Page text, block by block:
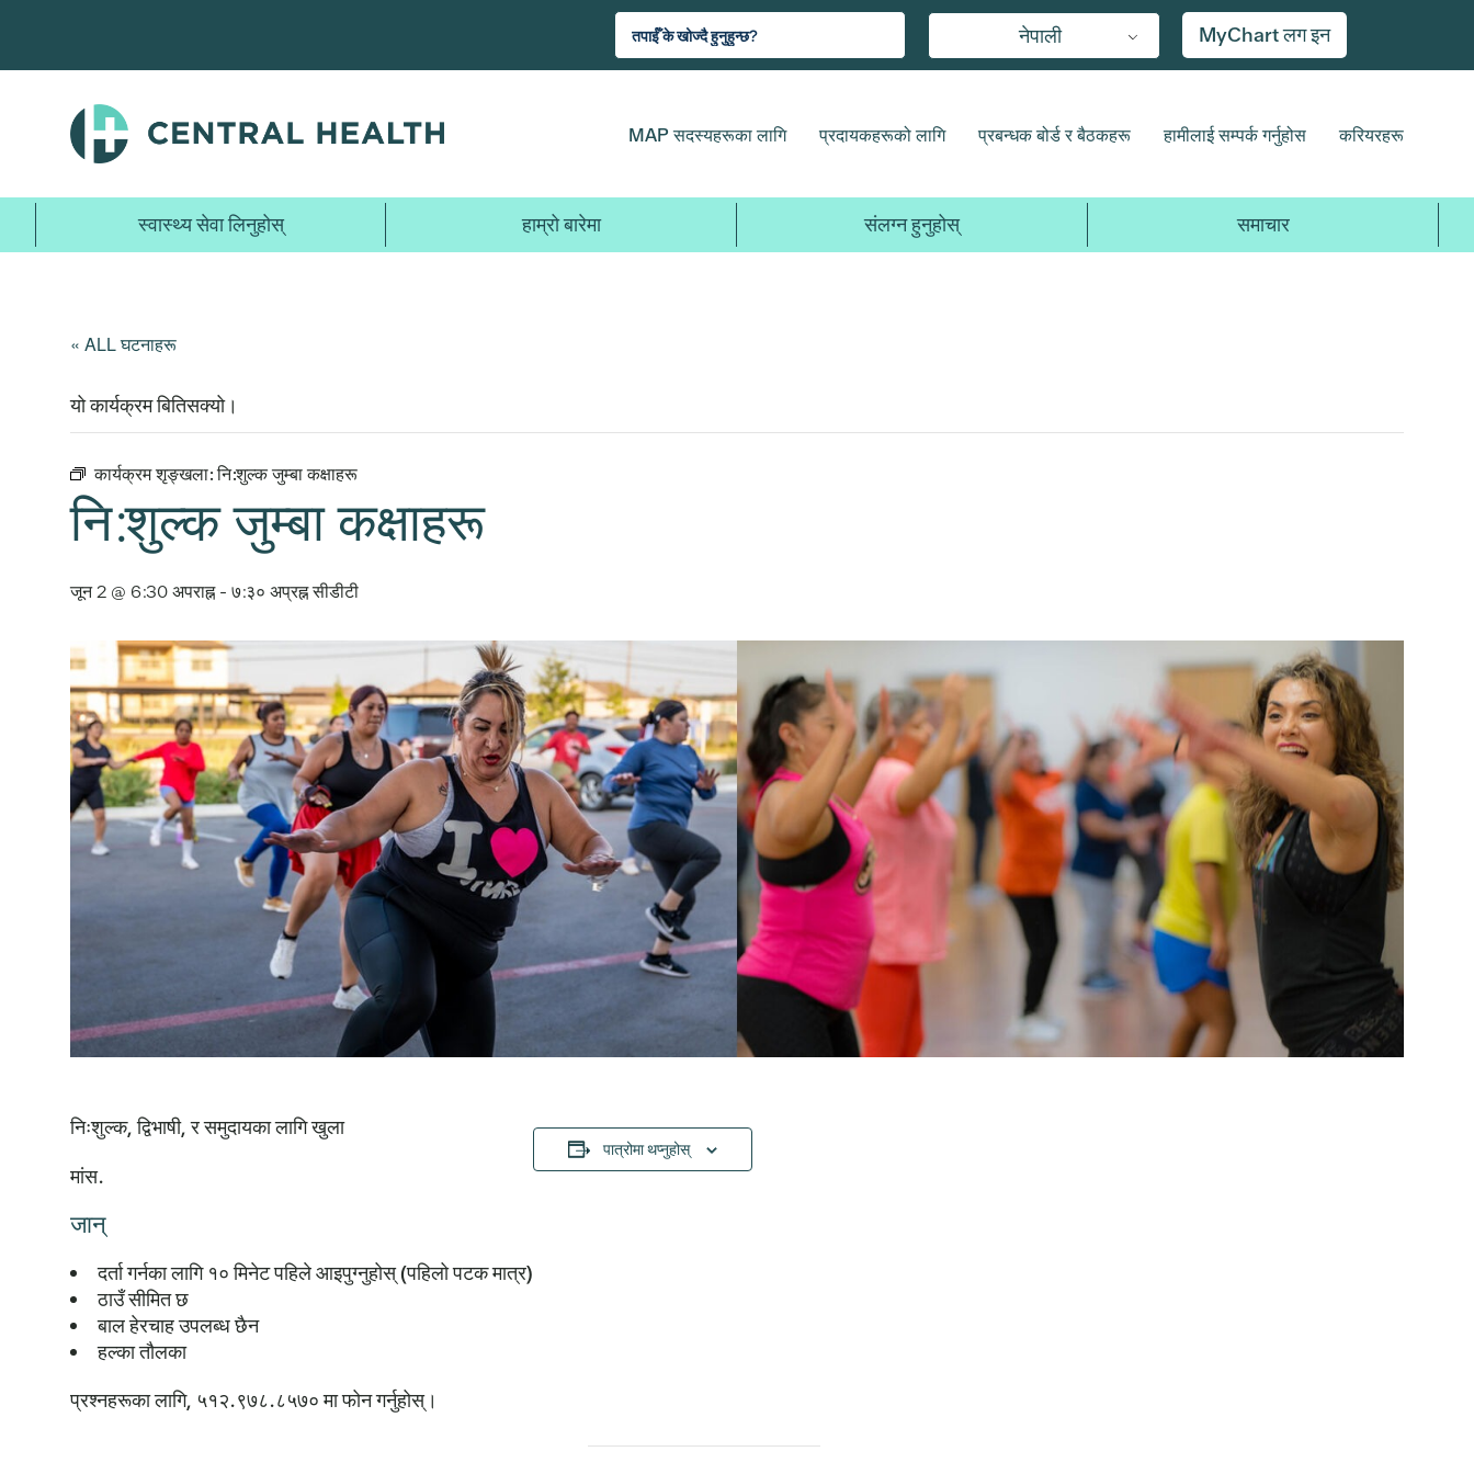
जानुहोस्
नेपाली MyChart लग इन
MAP सदस्यहरूका लागि प्रदायकहरूको लागि प्रबन्धक बोर्ड र बैठकहरू हामीलाई सम्पर्क गर्नुहोस करियरहरू
स्वास्थ्य सेवा लिनुहोस् हाम्रो बारेमा संलग्न हुनुहोस् समाचार
« ALL घटनाहरू
यो कार्यक्रम बितिसक्यो।
कार्यक्रम शृङ्खला:नि:शुल्क जुम्बा कक्षाहरू
नि:शुल्क जुम्बा कक्षाहरू
जून 2 @ 6:30 अपराह्न- ७:३० अप्रह्नसीडीटी
निःशुल्क, द्विभाषी, र समुदायका लागि खुला
मांस.
जान्
दर्ता गर्नका लागि १० मिनेट पहिले आइपुग्नुहोस् (पहिलो पटक मात्र)
ठाउँ सीमित छ
बाल हेरचाह उपलब्ध छैन
हल्का तौलका
प्रश्नहरूका लागि, ५१२.९७८.८५७० मा फोन गर्नुहोस्।
पात्रोमा थप्नुहोस्